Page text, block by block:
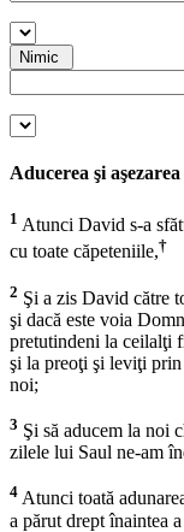
Nimic
Aducerea şi
1 Atunci David s-a
cu toate căpeteniile,†
2 Şi a zis David către
şi dacă este voia
pretutindeni la ceilalţi
şi la preoţi şi leviţi prin
noi;
3 Şi să aducem la noi
zilele lui Saul ne-am
4 Atunci toată
a părut drept înaintea